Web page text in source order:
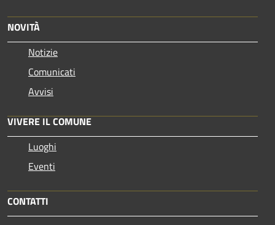
NOVITÀ
Notizie
Comunicati
Avvisi
VIVERE IL COMUNE
Luoghi
Eventi
CONTATTI